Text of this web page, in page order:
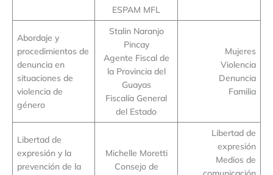
ESPAM MFL
Abordaje y
procedimientos de
denuncia en
situaciones de
violencia de
género
Stalin Naranjo
Pincay
Agente Fiscal de
la Provincia del
Guayas
Fiscalía General
del Estado
Mujeres
Violencia
Denuncia
Familia
Libertad de
expresión y la
prevención de la
Michelle Moretti
Consejo de
Libertad de
expresión
Medios de